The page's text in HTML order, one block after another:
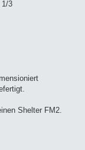
1/3
Shelter FM2.